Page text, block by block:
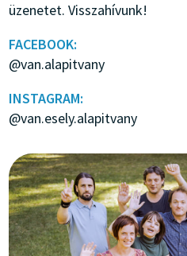
üzenetet. Visszahívunk!
FACEBOOK:
@van.alapitvany
INSTAGRAM:
@van.esely.alapitvany